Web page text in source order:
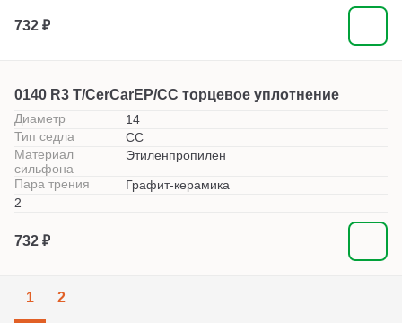
732 ₽
0140 R3 T/CerCarEP/CC торцевое уплотнение
Диаметр
14
Тип седла
СС
Материал
сильфона
Этиленпропилен
Пара трения
Графит-керамика
2
732 ₽
1 2